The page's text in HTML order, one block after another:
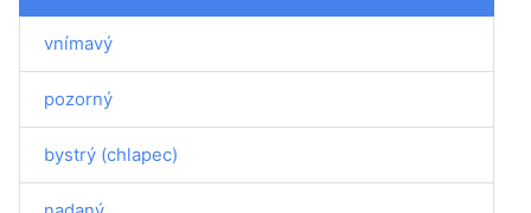
vnímavý
pozorný
bystrý (chlapec)